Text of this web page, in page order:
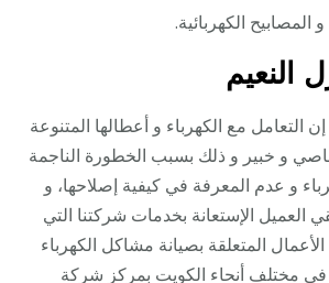
المصابيح الكهربائية.
النعيم
التعامل مع الكهرباء و أعطالها المتنوعة
و خبير و ذلك بسبب الخطورة الناجمة
و عدم المعرفة في كيفية إصلاحها، و
الإستعانة بخدمات شركتنا التي
المتعلقة بصيانة مشاكل الكهرباء
في مختلف أنحاء الكويت بمركز شركة